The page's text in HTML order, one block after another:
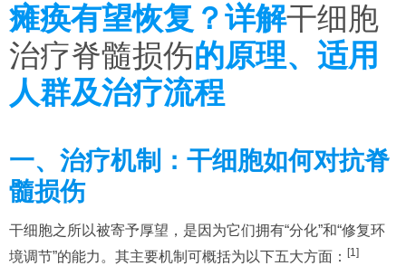
瘫痪有望恢复？详解干细胞
治疗脊髓损伤的原理、适用
人群及治疗流程
一、治疗机制：干细胞如何对抗脊
髓损伤
干细胞之所以被寄予厚望，是因为它们拥有“分化”和“修复环
境调节”的能力。其主要机制可概括为以下五大方面：
[1]